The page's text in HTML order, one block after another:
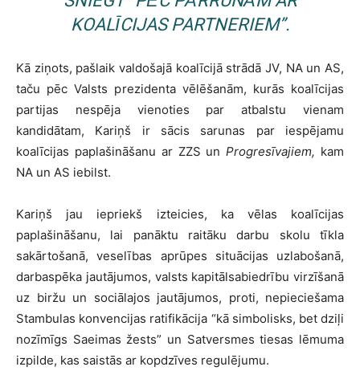
KOALĪCIJAS PARTNERIEM”.
Kā ziņots, pašlaik valdošajā koalīcijā strādā JV, NA un AS,
taču pēc Valsts prezidenta vēlēšanām, kurās koalīcijas
partijas nespēja vienoties par atbalstu vienam
kandidātam, Kariņš ir sācis sarunas par iespējamu
koalīcijas paplašināšanu ar ZZS unProgresīvajiem, kam
NA un AS iebilst.
Kariņš jau iepriekš izteicies, ka vēlas koalīcijas
paplašināšanu, lai panāktu raitāku darbu skolu tīkla
sakārtošanā, veselības aprūpes situācijas uzlabošanā,
darbaspēka jautājumos, valsts kapitālsabiedrību virzīšanā
uz biržu un sociālajos jautājumos, proti, nepieciešama
Stambulas konvencijas ratifikācija “kā simbolisks, bet dziļi
nozīmīgs Saeimas žests” un Satversmes tiesas lēmuma
izpilde, kas saistās ar kopdzīves regulējumu.